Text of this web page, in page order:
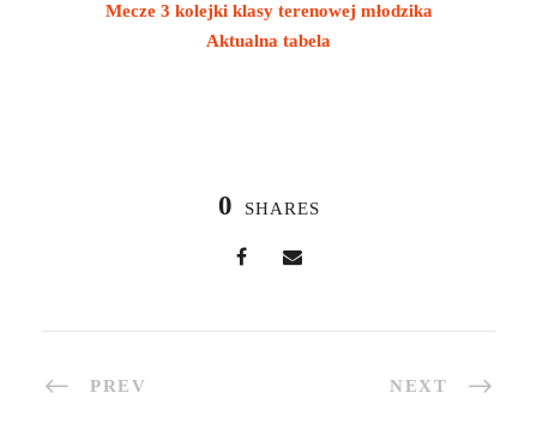
Mecze 3 kolejki klasy terenowej młodzika
Aktualna tabela
0 SHARES
PREV NEXT